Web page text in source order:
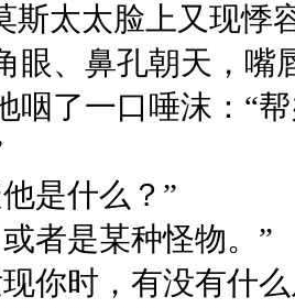
太太脸上又现悸
眼、鼻孔朝天，
了一口唾沫：“帮
是什么？”
是某种怪物。”
时，有没有什么